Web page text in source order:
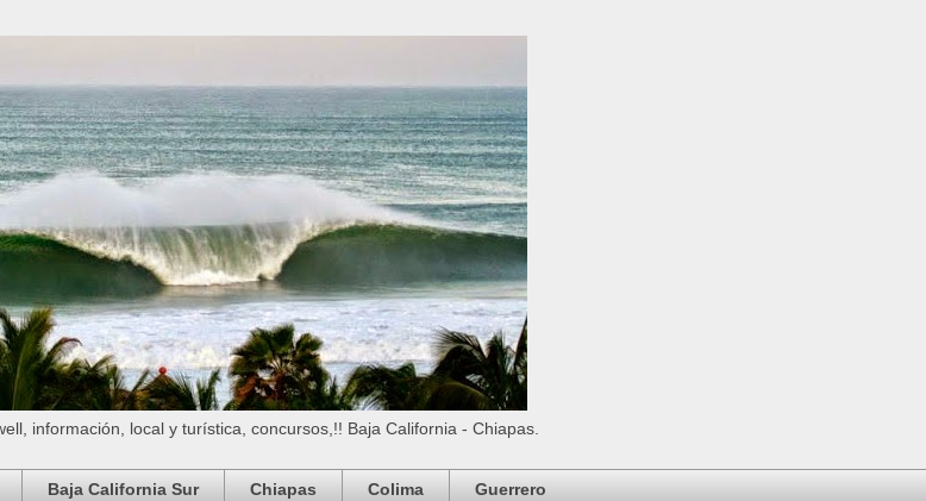
información, local y turística, concursos,!! Baja California - Chiapas.
Baja California Sur Chiapas Colima Guerrero